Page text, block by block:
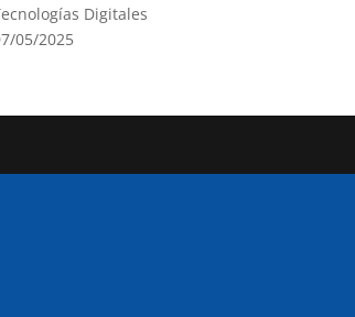
Digitales
05/2025